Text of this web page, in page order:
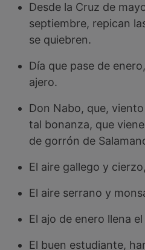
Desde la Cruz de
septiembre, repican
se quiebren.
Día que pase de
ajero.
Don Nabo, que,
tal bonanza, que
de gorrón de
El aire gallego y
El aire serrano y
El ajo de enero llena
El buen estudiante,